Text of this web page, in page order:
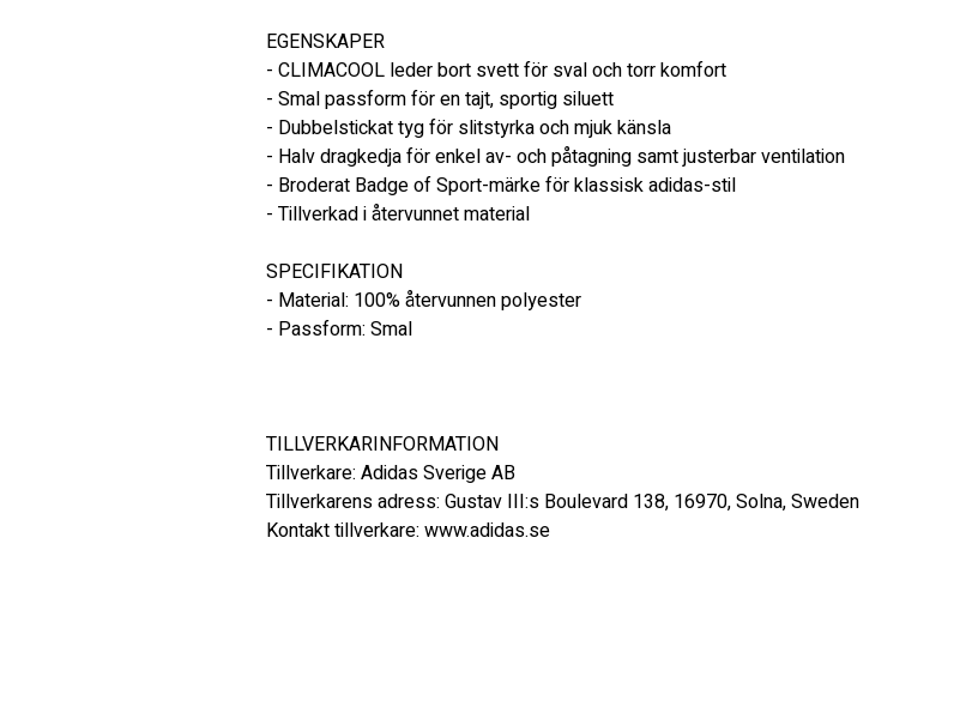
EGENSKAPER
- CLIMACOOL leder bort svett för sval och torr komfort
- Smal passform för en tajt, sportig siluett
- Dubbelstickat tyg för slitstyrka och mjuk känsla
- Halv dragkedja för enkel av- och påtagning samt justerbar ventilation
- Broderat Badge of Sport-märke för klassisk adidas-stil
- Tillverkad i återvunnet material
SPECIFIKATION
- Material: 100% återvunnen polyester
- Passform: Smal
TILLVERKARINFORMATION
Tillverkare: Adidas Sverige AB
Tillverkarens adress: Gustav III:s Boulevard 138, 16970, Solna, Sweden
Kontakt tillverkare: www.adidas.se